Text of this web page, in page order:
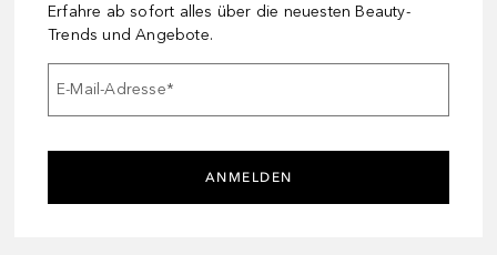
Erfahre ab sofort alles über die neuesten Beauty-
Trends und Angebote.
E-Mail-Adresse*
ANMELDEN